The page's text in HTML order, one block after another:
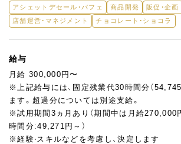
＜具体的には＞
・プティガトー、ホールケーキ、焼菓子、ショコ
・新商品・メニューの開発、レシピ提案
・後輩スタッフへの技術指導・育成
・食材の発注、在庫管理などの現場マネジメン
大手ホテルや自身のブランドで経験を積んだ
として現場を支えていただくポジションです。
ウォーターカッターをはじめとするハイスペ
アシェットデセール・パフェ 商品開発
販促・企画
店舗運営・マネジメント
チョコレート・ショコラ
給与
月給 300,000円〜
※上記給与には、固定残業代30時間分（
ます。超過分については別途支給。
※試用期間3ヵ月あり（期間中は月給270,000
時間分:49,271円～）
※経験‧スキルなどを考慮し、決定します